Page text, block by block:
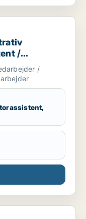
/
/
/